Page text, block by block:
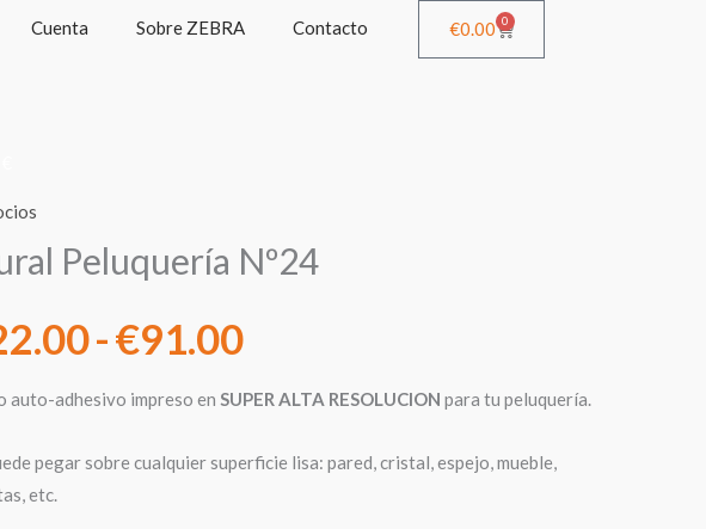
Cuenta Sobre ZEBRA Contacto €0.00 0
Cart
Peluquería Nº24
-€91.00
Rango
precios:
desde
auto-adhesivo impreso en SUPER ALTA RESOLUCION para tu peluquería.
pegar sobre cualquier superficie lisa: pared, cristal, espejo, mueble,
etc.